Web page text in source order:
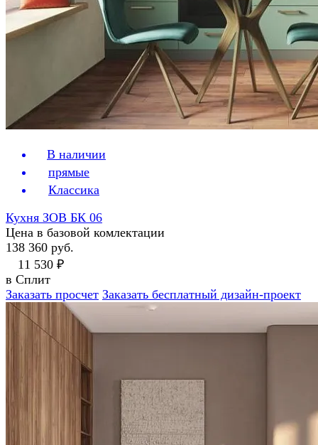
В наличии
прямые
Классика
Кухня ЗОВ БК 06
Цена в базовой комлектации
138 360 руб.
11 530 ₽
в Сплит
Заказать просчет Заказать бесплатный дизайн-проект